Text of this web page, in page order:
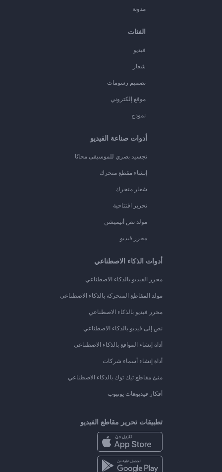
مدونة
الفئات
فيديو
شعار
تصميم رسومات
موقع إلكتروني
نموذج
أدوات صناعة الفيديو
تجسيد بصري للموسيقى مجانًا
إنشاء مقطع متحرك
شعار متحرك
تحرير افتتاحية
مولد نص أنيميشن
محرر فيديو
أدوات الذكاء الاصطناعي
محرر الفيديو بالذكاء الاصطناعي
مولد المقاطع المتحركة بالذكاء الاصطناعي
محرر فيديو بالذكاء الاصطناعي
نص إلى فيديو بالذكاء الاصطناعي
أداة إنشاء المواقع بالذكاء الاصطناعي
أداة إنشاء أسماء شركات
منئ مقاطع تيك توك بالذكاء الاصطناعي
أفكار فيديوهات يوتيوب
تطبيقات تحرير مقاطع الفيديو